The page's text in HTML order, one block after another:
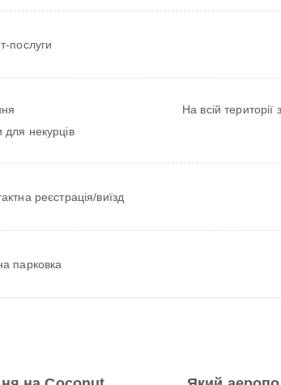
послуги
На всій
некурців
реєстрація/виїзд
парковка